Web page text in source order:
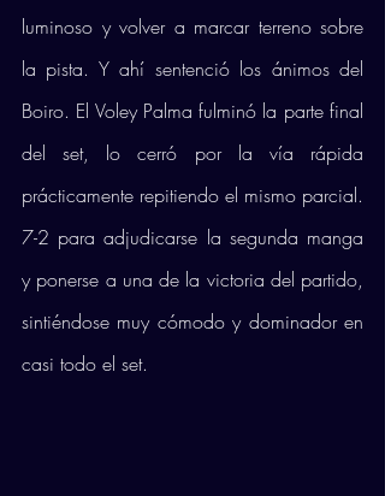
luminoso y volver a marcar terreno sobre
la pista. Y ahí sentenció los ánimos del
Boiro. El Voley Palma fulminó la parte final
del set, lo cerró por la vía rápida
prácticamente repitiendo el mismo parcial.
7-2 para adjudicarse la segunda manga
y ponerse a una de la victoria del partido,
sintiéndose muy cómodo y dominador en
casi todo el set.